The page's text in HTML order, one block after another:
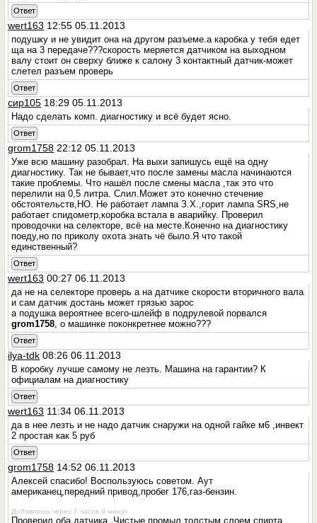
Ответ
wert163 12:55 05.11.2013
подушку и не увидит она на другом разъеме.а каробка у тебя едет
ща на 3 передаче???скорость меряется датчиком на выходном
валу стоит он сверху ближе к салону 3 контактный датчик-может
слетел разъем проверь
Ответ
сир105 18:29 05.11.2013
Надо сделать комп. диагностику и всё будет ясно.
Ответ
grom1758 22:12 05.11.2013
Уже всю машину разобрал. На выхи запишусь ещё на одну
диагностику. Так не бывает,что после замены масла начинаются
такие проблемы. Что нашёл после смены масла ,так это что
перелили на 0,5 литра. Слил.Может это конечно стечение
обстоятельств,НО. Не работает лампа З.Х.,горит лампа SRS,не
работает спидометр,коробка встала в аварийку. Проверил
проводочки на селекторе, всё на месте.Конечно на диагностику
поеду,но по приколу охота знать чё было.Я что такой
единственный?
Ответ
wert163 00:27 06.11.2013
да не на селекторе проверь а на датчике скорости вторичного вала
и сам датчик достань может грязью зарос
а подушка вероятнее всего-шлейф в подрулевой порвался
grom1758, о машинке поконкретнее можно???
Ответ
ilya-tdk 08:26 06.11.2013
В коробку лучше самому не лезть. Машина на гарантии? К
официалам на диагностику
Ответ
wert163 11:34 06.11.2013
да в нее лезть и не надо датчик снаружи на одной гайке м6 ,инвект
2 простая как 5 руб
Ответ
grom1758 14:52 06.11.2013
Алексей спасибо! Воспользуюсь советом. Аут
американец,передний привод,пробег 176,газ-бензин.
Добавлено через 7 часов 9 минут
Проверил оба датчика. Чистые,промыл толстым слоем спирта.